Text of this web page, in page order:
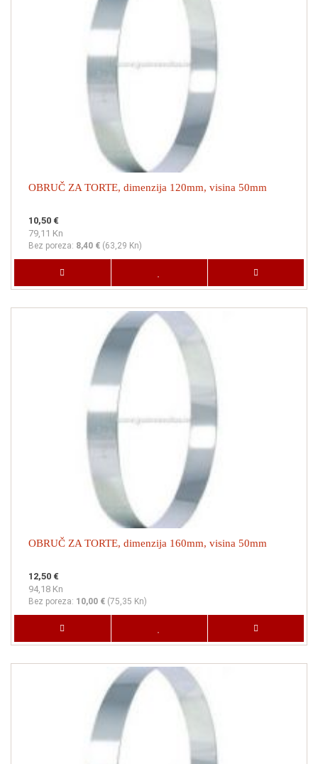
OBRUČ ZA TORTE, dimenzija 120mm, visina 50mm
10,50 €
79,11 Kn
Bez poreza: 8,40 € (63,29 Kn)
OBRUČ ZA TORTE, dimenzija 160mm, visina 50mm
12,50 €
94,18 Kn
Bez poreza: 10,00 € (75,35 Kn)